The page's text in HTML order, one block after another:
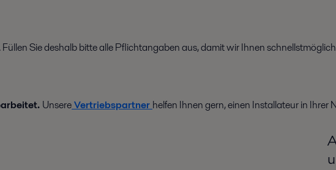
Sie deshalb bitte alle Pflichtangaben aus, damit wir Ihnen
UnsereVertriebspartner helfen Ihnen gern, einen Installateur in Ihrer